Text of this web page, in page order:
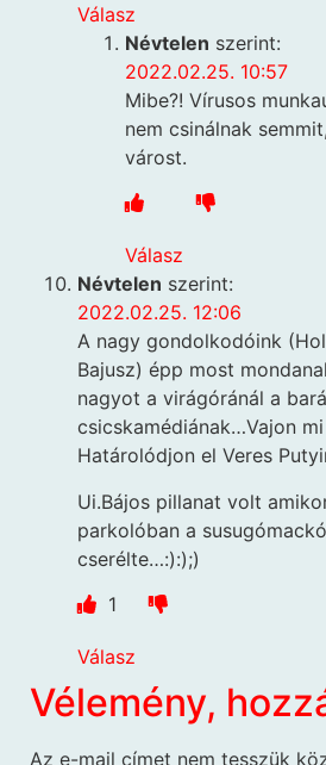
Válasz
Névtelen szerint:
2022.02.25. 10:57
Mibe?! Vírusos
nem csinálnak
várost.
Válasz
Névtelen szerint:
2022.02.25. 12:06
A nagy gondolkodóink
Bajusz) épp most
nagyot a virágóránál a
csicskamédiának…Vajon
Határolódjon el Veres
Ui.Bájos pillanat volt
parkolóban a
cserélte…:):);)
1
Válasz
Vélemény,
Az e-mail címet nem tesszük